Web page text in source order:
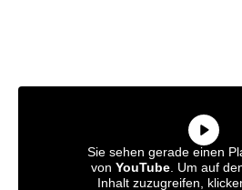
Sie sehen gerade einen
von YouTube. Um auf
Inhalt zuzugreifen,